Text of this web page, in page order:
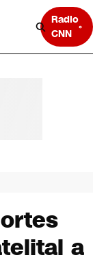
Radio
CNN
a